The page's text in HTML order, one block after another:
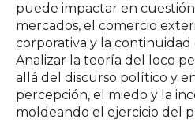
puede impactar en
mercados, el comercio
corporativa y la continuidad
Analizar la teoría del loco
allá del discurso político y
percepción, el miedo y la
moldeando el ejercicio del